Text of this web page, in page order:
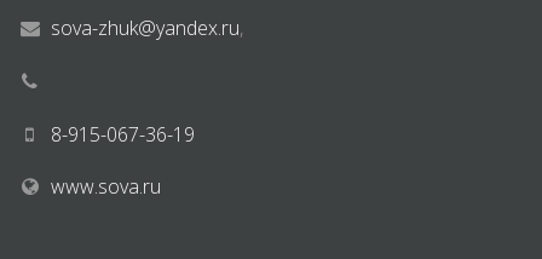
sova-zhuk@yandex.ru,
8-915-067-36-19
www.sova.ru